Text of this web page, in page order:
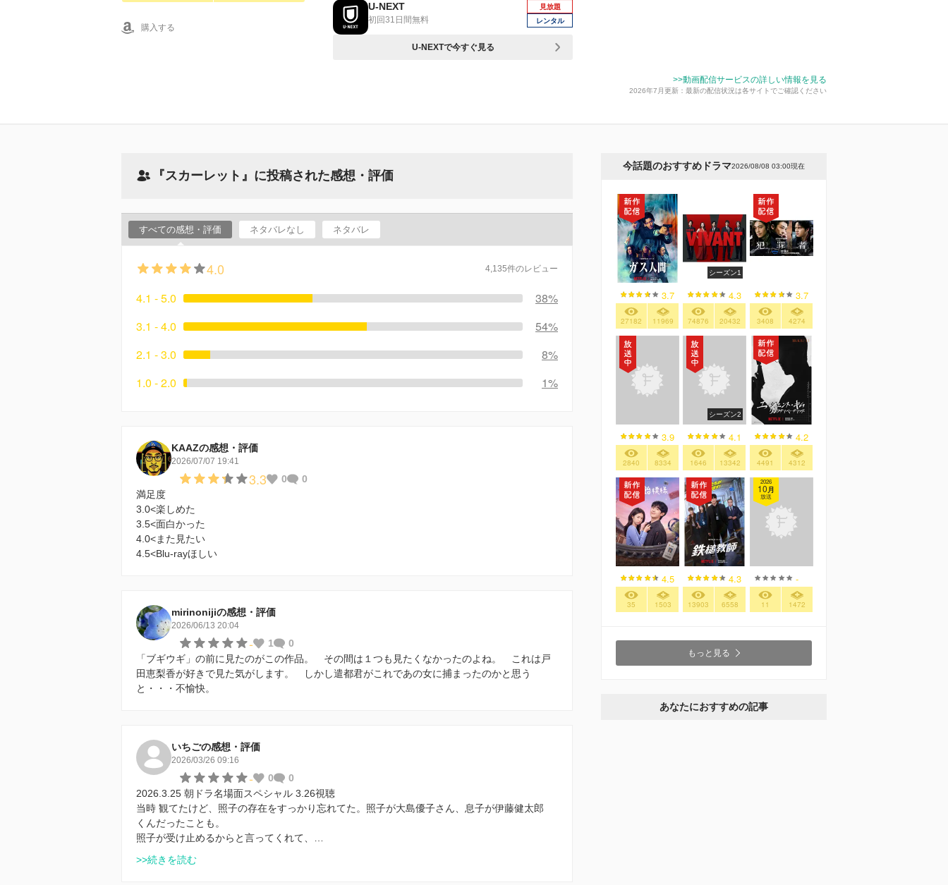
購入する
U-NEXT
初回31日間無料
見放題
レンタル
U-NEXTで今すぐ見る
>>動画配信サービスの詳しい情報を見る
2026年7月更新：最新の配信状況は各サイトでご確認ください
『スカーレット』に投稿された感想・評価
すべての感想・評価 ネタバレなし ネタバレ
4.0 4,135件のレビュー
4.1 - 5.0
38%
3.1 - 4.0
54%
2.1 - 3.0
8%
1.0 - 2.0
1%
KAAZの感想・評価
2026/07/07 19:41
3.3 0
0
満足度
3.0<楽しめた
3.5<面白かった
4.0<また見たい
4.5<Blu-rayほしい
mirinonijiの感想・評価
2026/06/13 20:04
- 1
0
「ブギウギ」の前に見たのがこの作品。 その間は１つも見たくなかったのよね。 これは戸
田恵梨香が好きで見た気がします。 しかし遣都君がこれであの女に捕まったのかと思う
と・・・不愉快。
いちごの感想・評価
2026/03/26 09:16
- 0
0
2026.3.25 朝ドラ名場面スペシャル 3.26視聴
当時 観てたけど、照子の存在をすっかり忘れてた。照子が大島優子さん、息子が伊藤健太郎
くんだったことも。
照子が受け止めるからと言ってくれて、…
>>続きを読む
今話題のおすすめドラマ2026/08/08 03:00現在
3.7
27182 11969
シーズン1
4.3
74876 20432
3.7
3408 4274
3.9
2840 8334
シーズン2
4.1
1646 13342
4.2
4491 4312
4.5
35 1503
4.3
13903 6558
2026
10月
放送
-
11 1472
もっと見る
あなたにおすすめの記事